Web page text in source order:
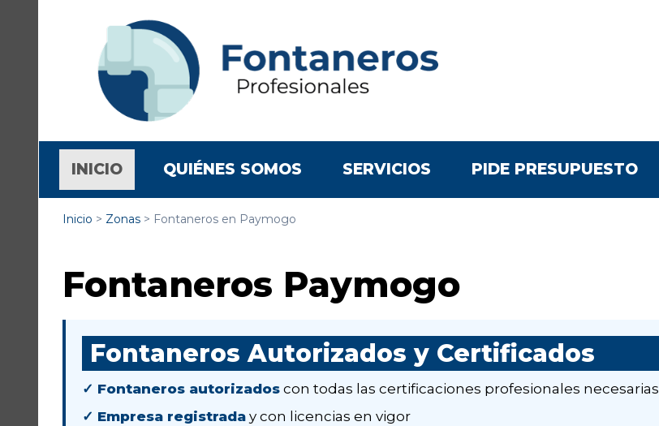
INICIO(CURRENT)
QUIÉNES SOMOS SERVICIOS PIDE PRESUPUESTO
Inicio > Zonas > Fontaneros en Paymogo
Fontaneros Paymogo
Fontaneros Autorizados y Certificados
✓ Fontaneros autorizados con todas las certificaciones profesionales necesarias
✓ Empresa registrada y con licencias en vigor